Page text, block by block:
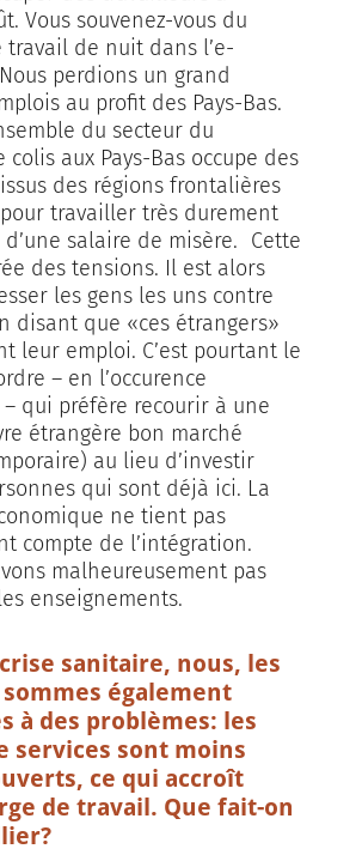
Vous souvenez-vous du
travail de nuit dans l’e-
perdions un grand
au profit des Pays-Bas.
du secteur du
aux Pays-Bas occupe des
des régions frontalières
pour travailler très durement
salaire de misère. Cette
des tensions. Il est alors
les gens les uns contre
disant que «ces étrangers»
leur emploi. C’est pourtant le
– en l’occurence
– qui préfère recourir à une
étrangère bon marché
au lieu d’investir
qui sont déjà ici. La
ne tient pas
compte de l’intégration.
malheureusement pas
enseignements.
sanitaire, nous, les
également
à des problèmes: les
services sont moins
ce qui accroît
de travail. Que fait-on